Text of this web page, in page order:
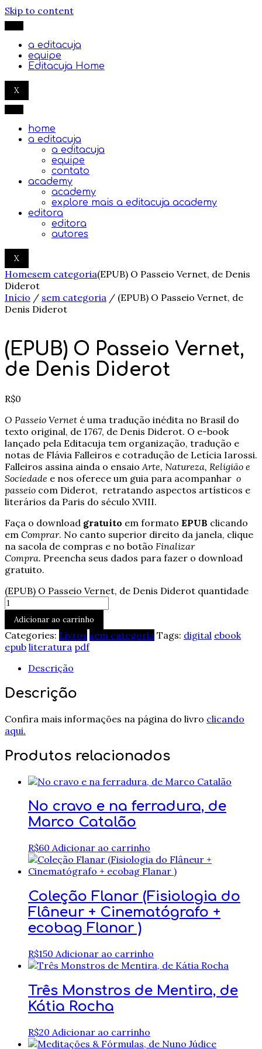
Skip to content
a editacuja
equipe
Editacuja Home
X
home
a editacuja
a editacuja
equipe
contato
academy
academy
explore mais a editacuja academy
editora
editora
autores
X
Homesem categoria(EPUB) O Passeio Vernet, de Denis
Diderot
Início / sem categoria / (EPUB) O Passeio Vernet, de
Denis Diderot
(EPUB) O Passeio Vernet,
de Denis Diderot
R$0
O Passeio Vernet é uma tradução inédita no Brasil do
texto original, de 1767, de Denis Diderot. O e-book
lançado pela Editacuja tem organização, tradução e
notas de Flávia Falleiros e cotradução de Letícia Iarossi.
Falleiros assina ainda o ensaio Arte, Natureza, Religião e
Sociedade e nos oferece um guia para acompanhar o
passeio com Diderot, retratando aspectos artísticos e
literários da Paris do século XVIII.
Faça o download gratuito em formato EPUB clicando
em Comprar. No canto superior direito da janela, clique
na sacola de compras e no botão Finalizar
Compra. Preencha seus dados para fazer o download
gratuito.
(EPUB) O Passeio Vernet, de Denis Diderot quantidade
Adicionar ao carrinho
Categories: Livros sem categoria Tags: digital ebook
epub literatura pdf
Descrição
Descrição
Confira mais informações na página do livro clicando
aqui.
Produtos relacionados
No cravo e na ferradura, de
Marco Catalão
R$60 Adicionar ao carrinho
Coleção Flanar (Fisiologia do
Flâneur + Cinematógrafo +
ecobag Flanar )
R$150 Adicionar ao carrinho
Três Monstros de Mentira, de
Kátia Rocha
R$20 Adicionar ao carrinho